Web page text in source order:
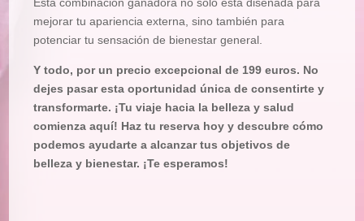
Esta combinación ganadora no solo está diseñada para
mejorar tu apariencia externa, sino también para
potenciar tu sensación de bienestar general.
Y todo, por un precio excepcional de 199 euros. No
dejes pasar esta oportunidad única de consentirte y
transformarte. ¡Tu viaje hacia la belleza y salud
comienza aquí! Haz tu reserva hoy y descubre cómo
podemos ayudarte a alcanzar tus objetivos de
belleza y bienestar. ¡Te esperamos!